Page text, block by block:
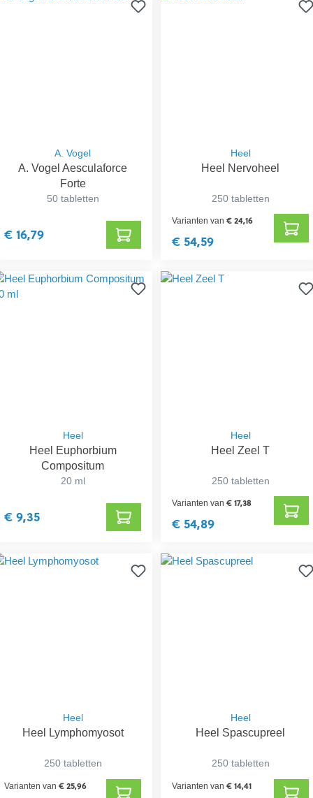
A. Vogel
A. Vogel Aesculaforce
Forte
50 tabletten
€ 16,79
Heel
Heel Nervoheel
250 tabletten
Varianten van€ 24,16
€ 54,59
Heel
Heel Euphorbium
Compositum
20 ml
€ 9,35
Heel
Heel Zeel T
250 tabletten
Varianten van€ 17,38
€ 54,89
Heel
Heel Lymphomyosot
250 tabletten
Varianten van€ 25,96
Heel
Heel Spascupreel
250 tabletten
Varianten van€ 14,41